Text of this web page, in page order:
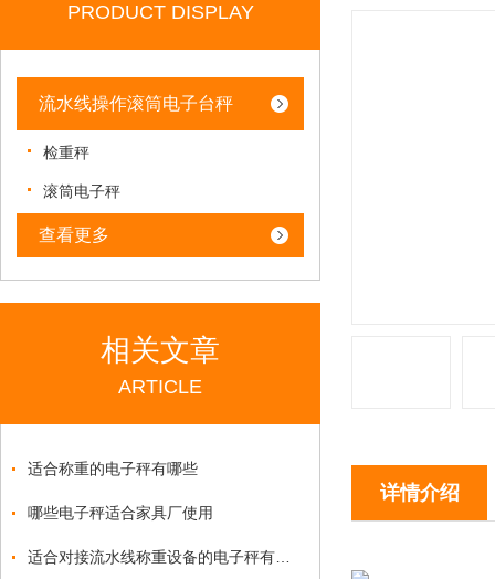
PRODUCT DISPLAY
流水线操作滚筒电子台秤
检重秤
滚筒电子秤
查看更多
相关文章
ARTICLE
适合称重的电子秤有哪些
哪些电子秤适合家具厂使用
详情介绍